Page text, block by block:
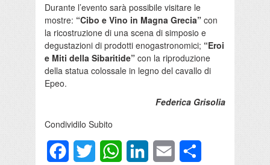
Durante l’evento sarà possibile visitare le
mostre: “Cibo e Vino in Magna Grecia” con
la ricostruzione di una scena di simposio e
degustazioni di prodotti enogastronomici; “Eroi
e Miti della Sibaritide” con la riproduzione
della statua colossale in legno del cavallo di
Epeo.
Federica Grisolia
Condividilo Subito
FacebookTwitter WhatsAppLinkedInEmail